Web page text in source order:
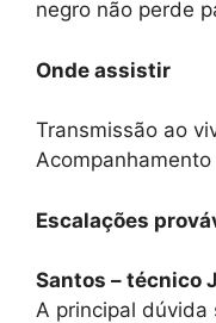
negro não perde
Onde assistir
Transmissão ao
Escalações
Santos – técnico
A principal dúvida